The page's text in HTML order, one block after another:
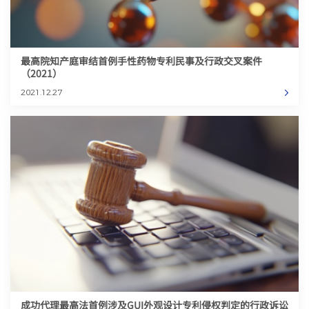
最高院知产庭审结首例手性药物专利民事及行政交叉案件
（2021）
2021.12.27
成功代理最高法首例涉及GUI外观设计专利侵权判定的行政诉讼